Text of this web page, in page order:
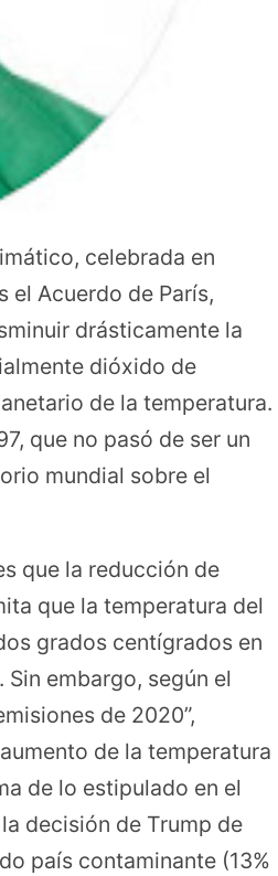
celebrada en
el Acuerdo de París,
drásticamente la
dióxido de
de la temperatura.
que no pasó de ser un
mundial sobre el
que la reducción de
que la temperatura del
grados centígrados en
embargo, según el
de 2020”,
de la temperatura
de lo estipulado en el
decisión de Trump de
país contaminante (13%